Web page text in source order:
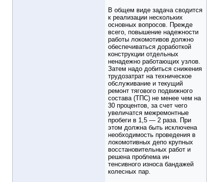
В общем виде задача сводится
к реализации нескольких
основных вопросов. Прежде
всего, повышение надежности
работы локомотивов должно
обеспечиваться доработкой
конструкции отдельных
ненадежно работающих узлов.
Затем надо добиться снижения
трудозатрат на техническое
обслуживание и текущий
ремонт тягового подвижного
состава (ТПС) не менее чем на
30 процентов, за счет чего
увеличатся межремонтные
пробеги в 1,5 — 2 раза. При
этом должна быть исключена
необходимость проведения в
локомотивных депо крупных
восстановительных работ и
решена проблема ин
тенсивного износа бандажей
колесных пар.